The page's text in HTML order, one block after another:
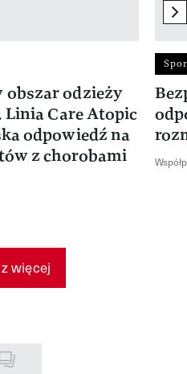
obszar odzieży
Care Atopic
odpowiedź na
z chorobami
więcej